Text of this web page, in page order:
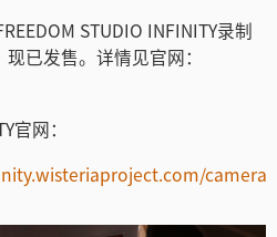
STUDIO INFINITY录制
已发售。详情见官网：
官网：
camera